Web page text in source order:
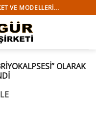
VE MODELLERI...
OLARAK